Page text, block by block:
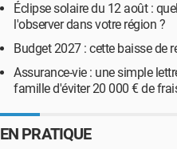
Éclipse solaire du 12 août :
l'observer dans votre région ?
Budget 2027 : cette baisse de
Assurance-vie : une simple
famille d'éviter 20 000 € de
EN PRATIQUE